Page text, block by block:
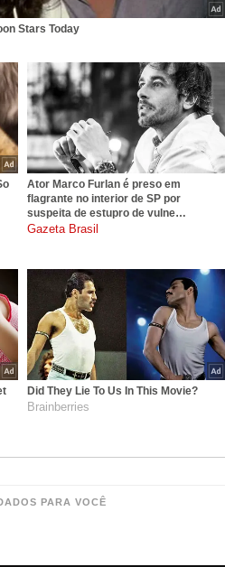
Stars Today
Ator Marco Furlan é preso em
flagrante no interior de SP por
suspeita de estupro de vulne…
gazetabrasil.com.br
Did They Lie To Us In This Movie?
Brainberries
PARA VOCÊ